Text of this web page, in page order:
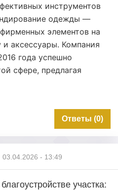
инструментов
одежды —
элементов на
аксессуары. Компания
года успешно
сфере, предлагая
Ответы (0)
03.04.2026 - 13:49
участка: